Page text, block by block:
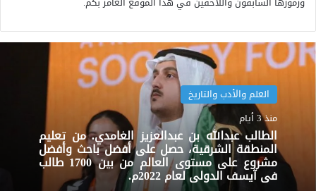
العلم والأدب والتاريخ
منذ 3 أيام
الطالب عبدالله بن عبدالعزيز الغامدي. من تعليم
المنطقة الشرقية، حصل على أفضل باحث وأفضل
مشروع على مستوى العالم من بين 1700 طالب
في آيسف الدولي لعام 2022م.